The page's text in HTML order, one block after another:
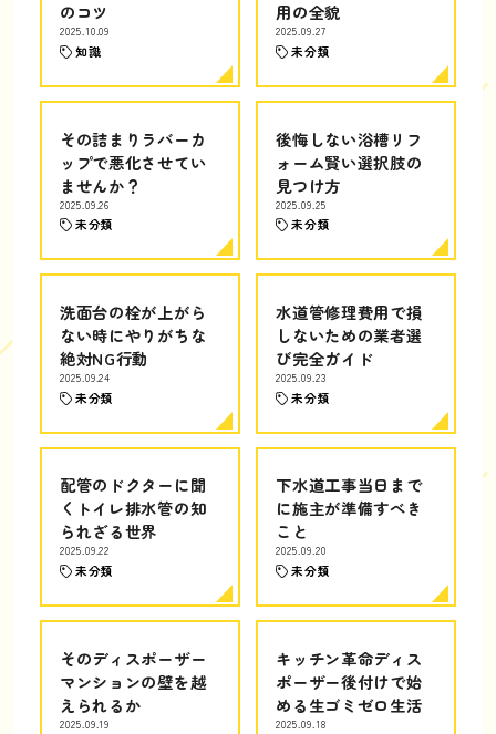
のコツ
2025.10.09
知識
用の全貌
2025.09.27
未分類
その詰まりラバーカ
ップで悪化させてい
ませんか？
2025.09.26
未分類
後悔しない浴槽リフ
ォーム賢い選択肢の
見つけ方
2025.09.25
未分類
洗面台の栓が上がら
ない時にやりがちな
絶対NG行動
2025.09.24
未分類
水道管修理費用で損
しないための業者選
び完全ガイド
2025.09.23
未分類
配管のドクターに聞
くトイレ排水管の知
られざる世界
2025.09.22
未分類
下水道工事当日まで
に施主が準備すべき
こと
2025.09.20
未分類
そのディスポーザー
マンションの壁を越
えられるか
2025.09.19
キッチン革命ディス
ポーザー後付けで始
める生ゴミゼロ生活
2025.09.18